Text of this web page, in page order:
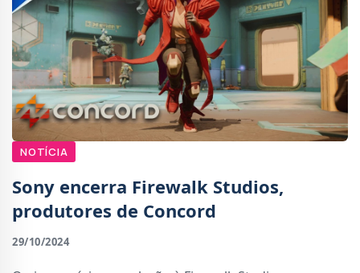
NOTÍCIA
Sony encerra Firewalk Studios,
produtores de Concord
29/10/2024